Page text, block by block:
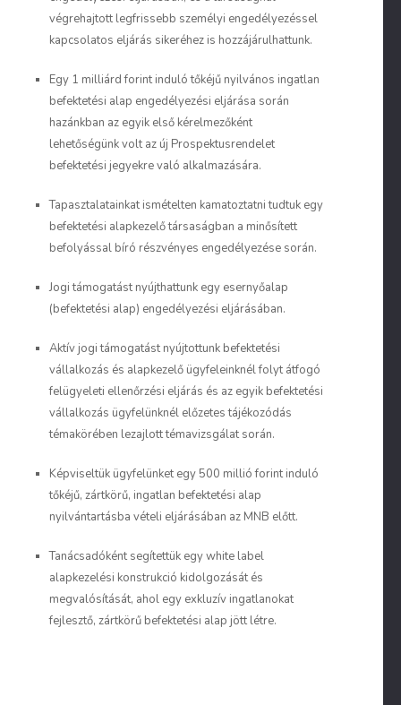
végrehajtott legfrissebb személyi engedélyezéssel
kapcsolatos eljárás sikeréhez is hozzájárulhattunk.
Egy 1 milliárd forint induló tőkéjű nyilvános ingatlan
befektetési alap engedélyezési eljárása során
hazánkban az egyik első kérelmezőként
lehetőségünk volt az új Prospektusrendelet
befektetési jegyekre való alkalmazására.
Tapasztalatainkat ismételten kamatoztatni tudtuk egy
befektetési alapkezelő társaságban a minősített
befolyással bíró részvényes engedélyezése során.
Jogi támogatást nyújthattunk egy esernyőalap
(befektetési alap) engedélyezési eljárásában.
Aktív jogi támogatást nyújtottunk befektetési
vállalkozás és alapkezelő ügyfeleinknél folyt átfogó
felügyeleti ellenőrzési eljárás és az egyik befektetési
vállalkozás ügyfelünknél előzetes tájékozódás
témakörében lezajlott témavizsgálat során.
Képviseltük ügyfelünket egy 500 millió forint induló
tőkéjű, zártkörű, ingatlan befektetési alap
nyilvántartásba vételi eljárásában az MNB előtt.
Tanácsadóként segítettük egy white label
alapkezelési konstrukció kidolgozását és
megvalósítását, ahol egy exkluzív ingatlanokat
fejlesztő, zártkörű befektetési alap jött létre.